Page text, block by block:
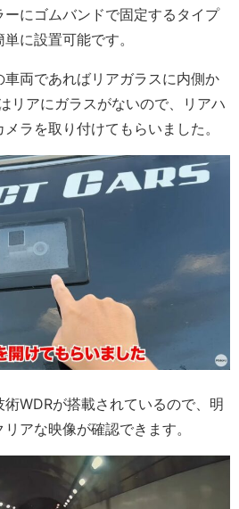
ーにゴムバンドで固定するタイプ
に設置可能です。
両であればリアガラスに内側か
リアにガラスがないので、リアハ
ラを取り付けてもらいました。
WDRが搭載されているので、明
アな映像が確認できます。